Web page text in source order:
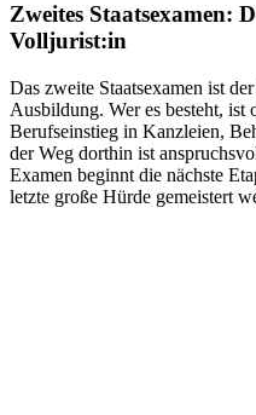
Zweites Staatsexamen:
Volljurist:in
Das zweite Staatsexamen ist
Ausbildung. Wer es besteht,
Berufseinstieg in Kanzleien,
der Weg dorthin ist
Examen beginnt die nächste
letzte große Hürde gemeistert